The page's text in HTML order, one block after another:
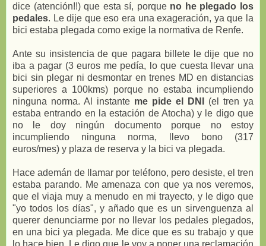
dice (atención!!) que esta sí, porque no he plegado los
pedales. Le dije que eso era una exageración, ya que la
bici estaba plegada como exige la normativa de Renfe.
Ante su insistencia de que pagara billete le dije que no
iba a pagar (3 euros me pedía, lo que cuesta llevar una
bici sin plegar ni desmontar en trenes MD en distancias
superiores a 100kms) porque no estaba incumpliendo
ninguna norma. Al instante me pide el DNI
(el tren ya
estaba entrando en la estación de Atocha) y le digo que
no le doy ningún documento porque no estoy
incumpliendo ninguna norma, llevo bono (317
euros/mes) y plaza de reserva y la bici va plegada.
Hace ademán de llamar por teléfono, pero desiste, el tren
estaba parando. Me amenaza con que ya nos veremos,
que el viaja muy a menudo en mi trayecto, y le digo que
"yo todos los días", y añado que es un sirvenguenza al
querer denunciarme por no llevar los pedales plegados,
en una bici ya plegada. Me dice que es su trabajo y que
lo hace bien. Le digo que le voy a poner una reclamación